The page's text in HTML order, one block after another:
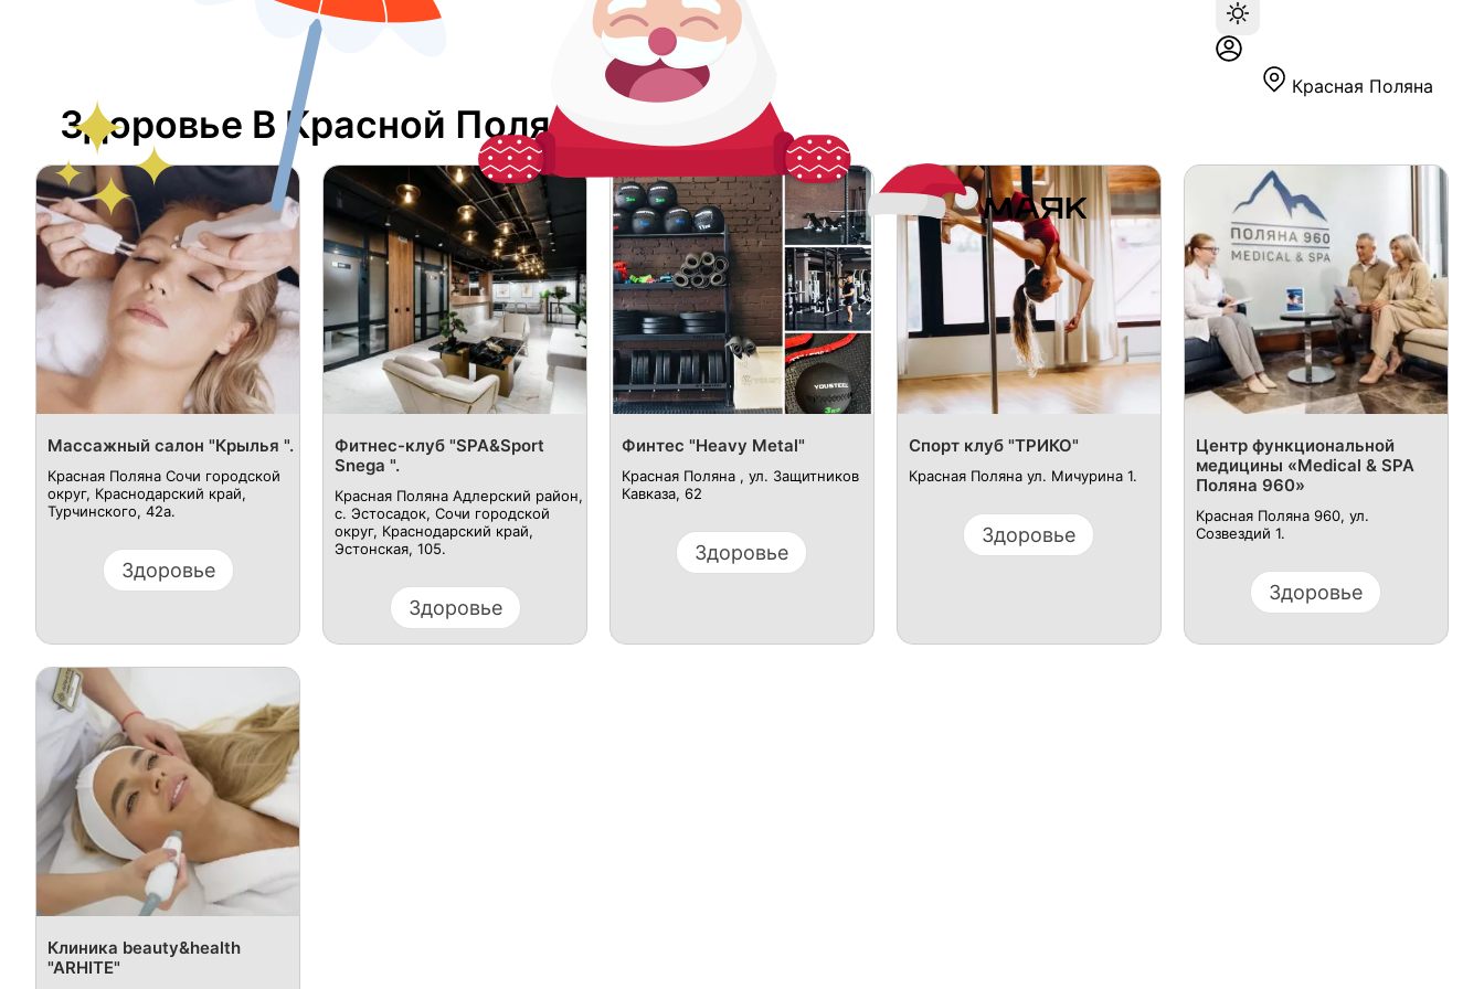
Красная Поляна
Здоровье В Красной Поляне
​Массажный салон "Крылья ".
Красная Поляна Сочи городской
округ, Краснодарский край,​
Турчинского, 42а.
Здоровье
​Фитнес-клуб "SPA&Sport
Snega ".
Красная Поляна Адлерский район,
с. Эстосадок, Сочи городской
округ, Краснодарский край,​
Эстонская, 105.
Здоровье
Финтес "Heavy Metal"
Красная Поляна , ул. Защитников
Кавказа, 62
Здоровье
Спорт клуб "ТРИКО"
Красная Поляна ул. Мичурина 1.
Здоровье
Центр функциональной
медицины «Medical & SPA
Поляна 960»
Красная Поляна 960, ул.
Созвездий 1.
Здоровье
Клиника beauty&health
"ARHITE"